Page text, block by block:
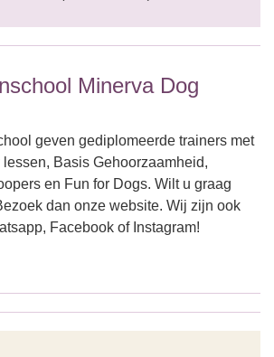
Minerva Dog
geven gediplomeerde trainers met
Basis Gehoorzaamheid,
en Fun for Dogs. Wilt u graag
dan onze website. Wij zijn ook
Facebook of Instagram!